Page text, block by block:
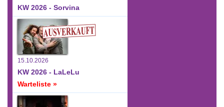
KW 2026 - Sorvina
15.10.2026
KW 2026 - LaLeLu
Warteliste »